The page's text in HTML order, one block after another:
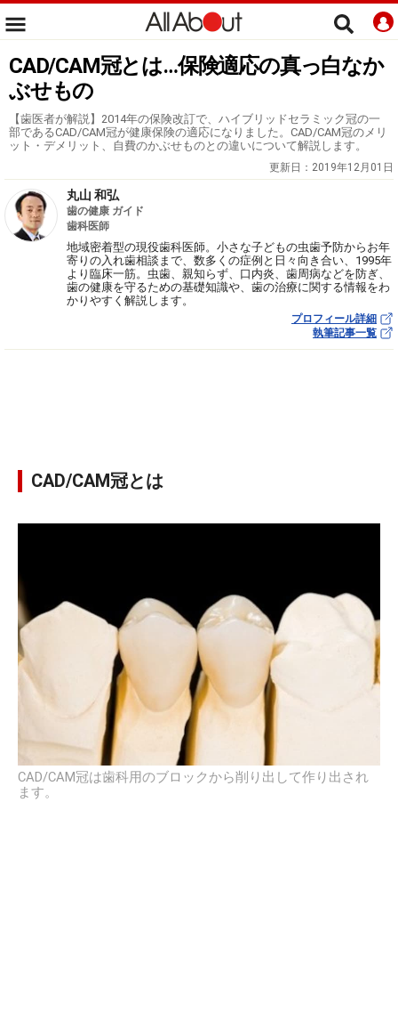
CAD/CAM冠とは…保険適応の真っ白なか
ぶせもの
【歯医者が解説】2014年の保険改訂で、ハイブリッドセラミック冠の一
部であるCAD/CAM冠が健康保険の適応になりました。CAD/CAM冠のメリ
ット・デメリット、自費のかぶせものとの違いについて解説します。
更新日： 2019年12月01日
丸山 和弘
歯の健康 ガイド
歯科医師
地域密着型の現役歯科医師。小さな子どもの虫歯予防からお年
寄りの入れ歯相談まで、数多くの症例と日々向き合い、1995年
より臨床一筋。虫歯、親知らず、口内炎、歯周病などを防ぎ、
歯の健康を守るための基礎知識や、歯の治療に関する情報をわ
かりやすく解説します。
プロフィール詳細
執筆記事一覧
CAD/CAM冠とは
CAD/CAM冠は歯科用のブロックから削り出して作り出され
ます。